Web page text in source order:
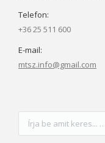
Telefon:
+36 25 511 600
E-mail:
mtsz.info@gmail.com